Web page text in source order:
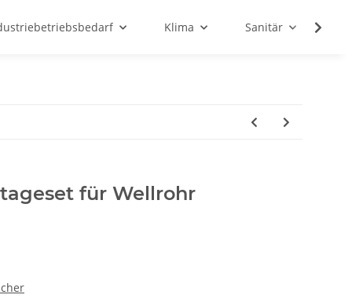
Klima Sanitär
für Wellrohr